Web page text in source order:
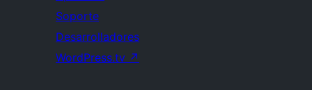
Soporte
Desarrolladores
WordPress.tv ↗